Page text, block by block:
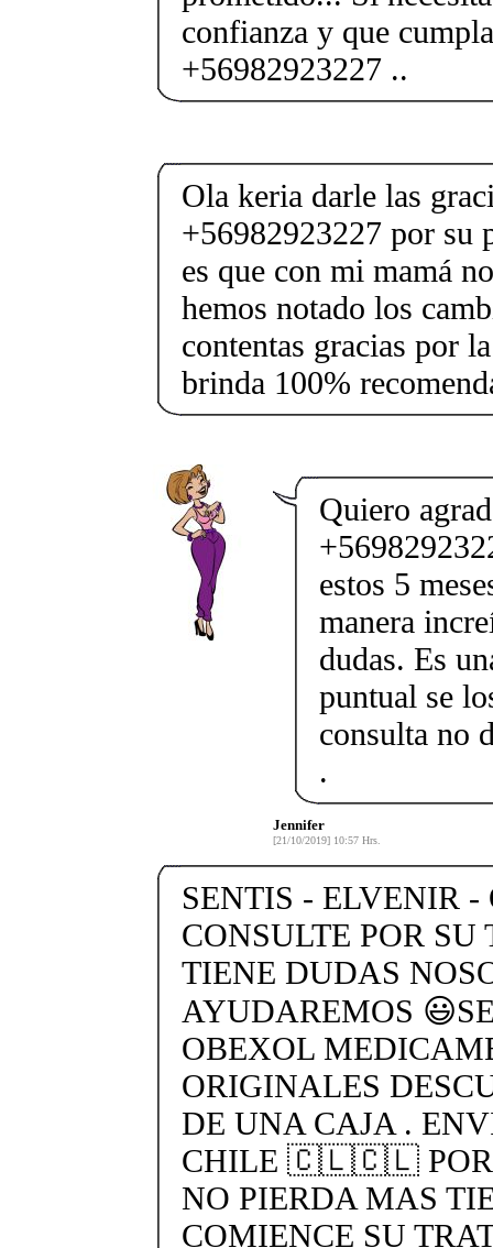
confianza y que
+56982923227 ..
Ola keria darle las
+56982923227 por su
es que con mi mamá
hemos notado los
contentas gracias por
brinda 100%
Quiero
estos 5
manera
dudas. Es
puntual se
consulta no
.
Jennifer
[21/10/2019] 10:57 Hrs.
SENTIS - ELVENIR
CONSULTE POR
TIENE DUDAS
AYUDAREMOS
OBEXOL
ORIGINALES
DE UNA CAJA .
CHILE 🇨🇱🇨🇱 POR
NO PIERDA MAS
COMIENCE SU